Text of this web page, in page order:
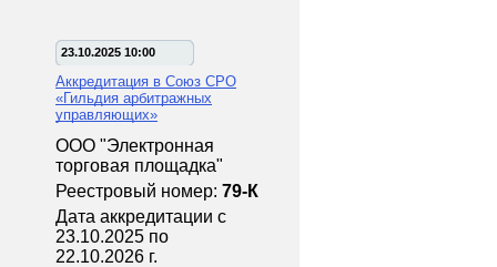
23.10.2025 10:00
Аккредитация в Союз СРО
«Гильдия арбитражных
управляющих»
ООО "Электронная
торговая площадка"
Реестровый номер: 79-К
Дата аккредитации с
23.10.2025 по
22.10.2026 г.